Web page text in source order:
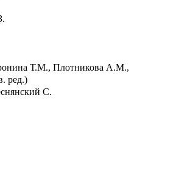
Т.М., Плотникова А.М.,
ред.)
С.